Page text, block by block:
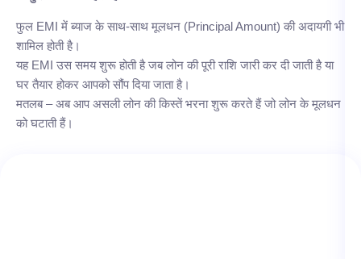
फुल EMI में ब्याज के साथ-साथ मूलधन (Principal Amount) की अदायगी भी
शामिल होती है।
यह EMI उस समय शुरू होती है जब लोन की पूरी राशि जारी कर दी जाती है या
घर तैयार होकर आपको सौंप दिया जाता है।
मतलब – अब आप असली लोन की किस्तें भरना शुरू करते हैं जो लोन के मूलधन
को घटाती हैं।